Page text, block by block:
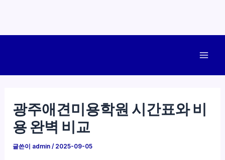
광주애견미용학원 시간표와 비
용 완벽 비교
글쓴이 admin/ 2025-09-05